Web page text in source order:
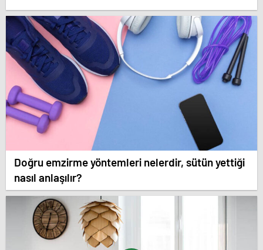
Doğru emzirme yöntemleri nelerdir, sütün yettiği
nasıl anlaşılır?